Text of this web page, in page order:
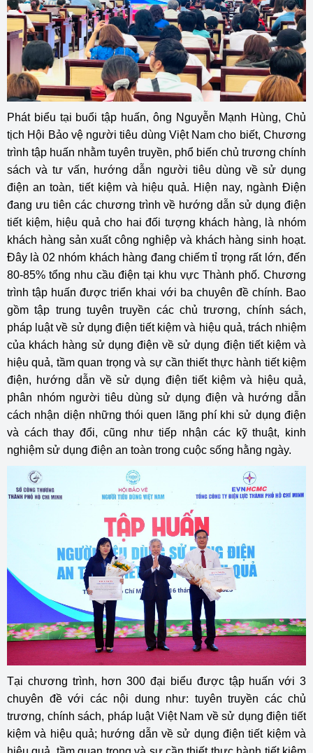
Phát biểu tại buổi tập huấn, ông Nguyễn Mạnh Hùng, Chủ
tịch Hội Bảo vệ người tiêu dùng Việt Nam cho biết, Chương
trình tập huấn nhằm tuyên truyền, phổ biến chủ trương chính
sách và tư vấn, hướng dẫn người tiêu dùng về sử dụng
điện an toàn, tiết kiệm và hiệu quả. Hiện nay, ngành Điện
đang ưu tiên các chương trình về hướng dẫn sử dụng điện
tiết kiệm, hiệu quả cho hai đối tượng khách hàng, là nhóm
khách hàng sản xuất công nghiệp và khách hàng sinh hoạt.
Đây là 02 nhóm khách hàng đang chiếm tỉ trọng rất lớn, đến
80-85% tổng nhu cầu điện tại khu vực Thành phố. Chương
trình tập huấn được triển khai với ba chuyên đề chính. Bao
gồm tập trung tuyên truyền các chủ trương, chính sách,
pháp luật về sử dụng điện tiết kiệm và hiệu quả, trách nhiệm
của khách hàng sử dụng điện về sử dụng điện tiết kiệm và
hiệu quả, tầm quan trọng và sự cần thiết thực hành tiết kiệm
điện, hướng dẫn về sử dụng điện tiết kiệm và hiệu quả,
phân nhóm người tiêu dùng sử dụng điện và hướng dẫn
cách nhận diện những thói quen lãng phí khi sử dụng điện
và cách thay đổi, cũng như tiếp nhận các kỹ thuật, kinh
nghiệm sử dụng điện an toàn trong cuộc sống hằng ngày.
Tại chương trình, hơn 300 đại biểu được tập huấn với 3
chuyên đề với các nội dung như: tuyên truyền các chủ
trương, chính sách, pháp luật Việt Nam về sử dụng điện tiết
kiệm và hiệu quả; hướng dẫn về sử dụng điện tiết kiệm và